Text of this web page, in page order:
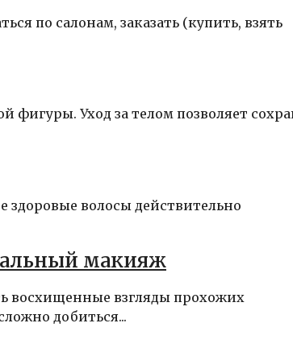
по салонам, заказать (купить, взять
фигуры. Уход за телом позволяет
здоровые волосы действительно
макияж
восхищенные взгляды прохожих
добиться...